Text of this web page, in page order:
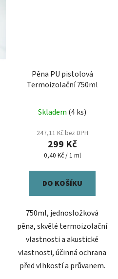
Pěna PU pistolová
Termoizolační 750ml
Skladem (4 ks)
247,11 Kč bez DPH
299 Kč
Měrná
0,40 Kč / 1 ml
DO KOŠÍKU
750ml, jednosložková
pěna, skvělé termoizolační
vlastnosti a akustické
vlastnosti, účinná ochrana
před vlhkostí a průvanem.